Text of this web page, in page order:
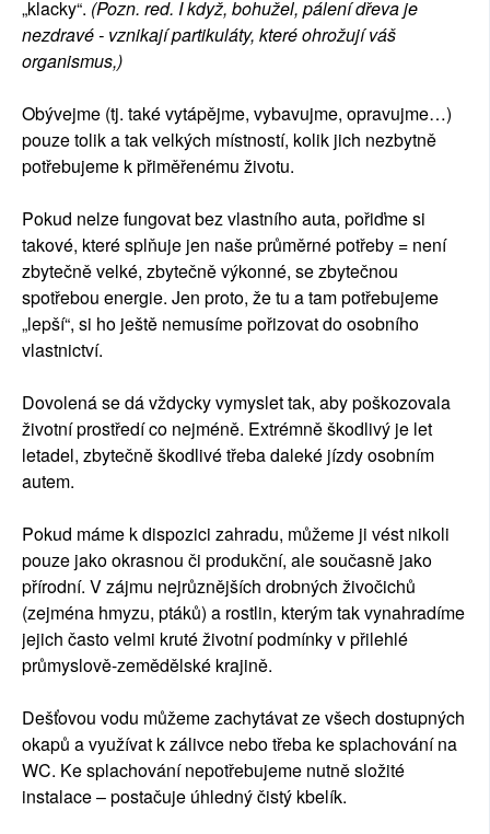
„klacky“. (Pozn. red. I když, bohužel, pálení dřeva je
nezdravé - vznikají partikuláty, které ohrožují váš
organismus,)
Obývejme (tj. také vytápějme, vybavujme, opravujme…)
pouze tolik a tak velkých místností, kolik jich nezbytně
potřebujeme k přiměřenému životu.
Pokud nelze fungovat bez vlastního auta, pořiďme si
takové, které splňuje jen naše průměrné potřeby = není
zbytečně velké, zbytečně výkonné, se zbytečnou
spotřebou energie. Jen proto, že tu a tam potřebujeme
„lepší“, si ho ještě nemusíme pořizovat do osobního
vlastnictví.
Dovolená se dá vždycky vymyslet tak, aby poškozovala
životní prostředí co nejméně. Extrémně škodlivý je let
letadel, zbytečně škodlivé třeba daleké jízdy osobním
autem.
Pokud máme k dispozici zahradu, můžeme ji vést nikoli
pouze jako okrasnou či produkční, ale současně jako
přírodní. V zájmu nejrůznějších drobných živočichů
(zejména hmyzu, ptáků) a rostlin, kterým tak vynahradíme
jejich často velmi kruté životní podmínky v přilehlé
průmyslově-zemědělské krajině.
Dešťovou vodu můžeme zachytávat ze všech dostupných
okapů a využívat k zálivce nebo třeba ke splachování na
WC. Ke splachování nepotřebujeme nutně složité
instalace – postačuje úhledný čistý kbelík.